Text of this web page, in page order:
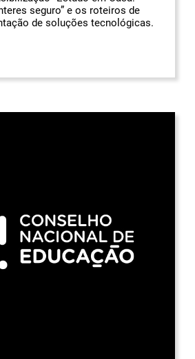
seguro” e os roteiros de
de soluções tecnológicas.